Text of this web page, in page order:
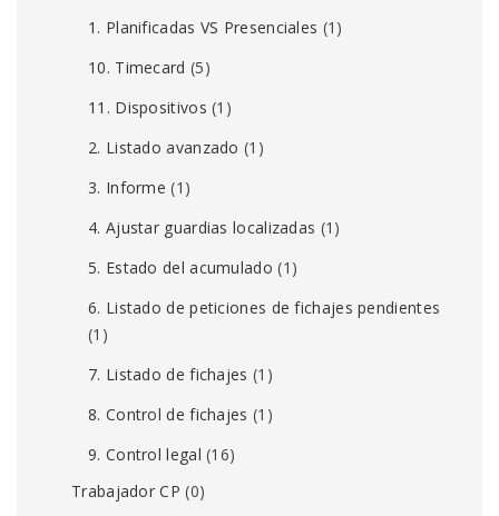
1. Planificadas VS Presenciales (1)
10. Timecard (5)
11. Dispositivos (1)
2. Listado avanzado (1)
3. Informe (1)
4. Ajustar guardias localizadas (1)
5. Estado del acumulado (1)
6. Listado de peticiones de fichajes pendientes
(1)
7. Listado de fichajes (1)
8. Control de fichajes (1)
9. Control legal (16)
Trabajador CP (0)